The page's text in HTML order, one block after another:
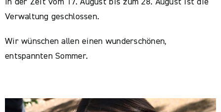
In der Zeit vom 17. August bis zum 28. August ist die
Verwaltung geschlossen.
Wir wünschen allen einen wunderschönen,
entspannten Sommer.